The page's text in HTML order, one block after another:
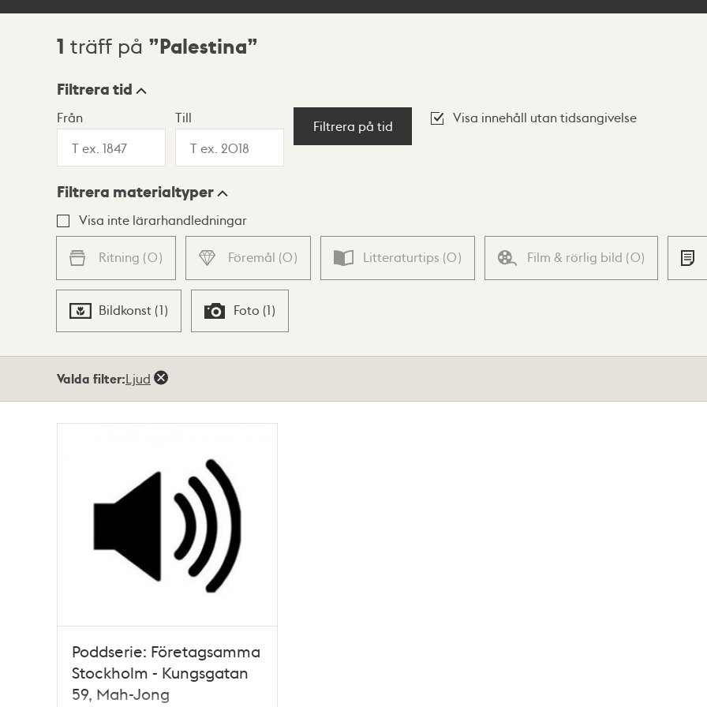
Sökresultat
1 träff på Palestina
Visningsläge
Lista Karta
Filtrera tid
Från Till
Filtrera på tid
Visa innehåll utan tidsangivelse
Filtrera materialtyper
Visa inte lärarhandledningar
Ritning (0) Föremål (0) Litteraturtips (0) Film & rörlig bild (0)
Bildkonst (1) Foto (1)
Valda filter:Ljud
Poddserie: Företagsamma
Stockholm - Kungsgatan
59, Mah-Jong